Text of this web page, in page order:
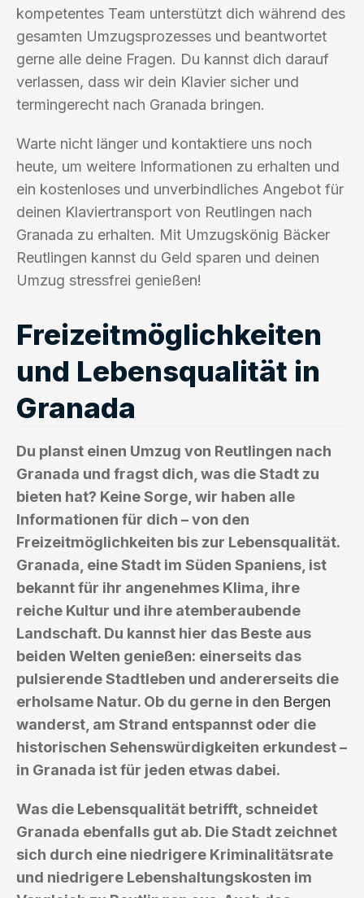
kompetentes Team unterstützt dich während des
gesamten Umzugsprozesses und beantwortet
gerne alle deine Fragen. Du kannst dich darauf
verlassen, dass wir dein Klavier sicher und
termingerecht nach Granada bringen.
Warte nicht länger und kontaktiere uns noch
heute, um weitere Informationen zu erhalten und
ein kostenloses und unverbindliches Angebot für
deinen Klaviertransport von Reutlingen nach
Granada zu erhalten. Mit Umzugskönig Bäcker
Reutlingen kannst du Geld sparen und deinen
Umzug stressfrei genießen!
Freizeitmöglichkeiten
und Lebensqualität in
Granada
Du planst einen Umzug von Reutlingen nach
Granada und fragst dich, was die Stadt zu
bieten hat? Keine Sorge, wir haben alle
Informationen für dich – von den
Freizeitmöglichkeiten bis zur Lebensqualität.
Granada, eine Stadt im Süden Spaniens, ist
bekannt für ihr angenehmes Klima, ihre
reiche Kultur und ihre atemberaubende
Landschaft. Du kannst hier das Beste aus
beiden Welten genießen: einerseits das
pulsierende Stadtleben und andererseits die
erholsame Natur. Ob du gerne in den Bergen
wanderst, am Strand entspannst oder die
historischen Sehenswürdigkeiten erkundest –
in Granada ist für jeden etwas dabei.
Was die Lebensqualität betrifft, schneidet
Granada ebenfalls gut ab. Die Stadt zeichnet
sich durch eine niedrigere Kriminalitätsrate
und niedrigere Lebenshaltungskosten im